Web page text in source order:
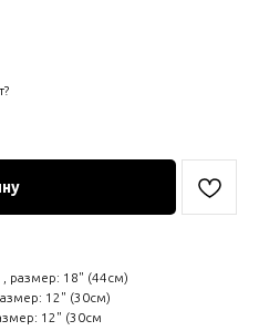
, размер: 18" (44см)
12" (30см)
12" (30см